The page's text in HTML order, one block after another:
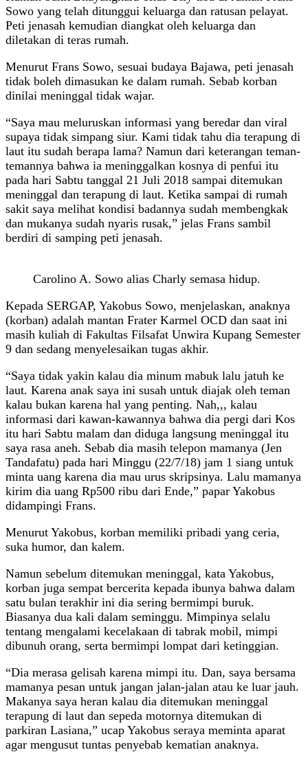
Sowo yang telah ditunggui keluarga dan ratusan pelayat.
Peti jenasah kemudian diangkat oleh keluarga dan
diletakan di teras rumah.
Menurut Frans Sowo, sesuai budaya Bajawa, peti jenasah
tidak boleh dimasukan ke dalam rumah. Sebab korban
dinilai meninggal tidak wajar.
“Saya mau meluruskan informasi yang beredar dan viral
supaya tidak simpang siur. Kami tidak tahu dia terapung di
laut itu sudah berapa lama? Namun dari keterangan teman-
temannya bahwa ia meninggalkan kosnya di penfui itu
pada hari Sabtu tanggal 21 Juli 2018 sampai ditemukan
meninggal dan terapung di laut. Ketika sampai di rumah
sakit saya melihat kondisi badannya sudah membengkak
dan mukanya sudah nyaris rusak,” jelas Frans sambil
berdiri di samping peti jenasah.
Carolino A. Sowo alias Charly semasa hidup.
Kepada SERGAP, Yakobus Sowo, menjelaskan, anaknya
(korban) adalah mantan Frater Karmel OCD dan saat ini
masih kuliah di Fakultas Filsafat Unwira Kupang Semester
9 dan sedang menyelesaikan tugas akhir.
“Saya tidak yakin kalau dia minum mabuk lalu jatuh ke
laut. Karena anak saya ini susah untuk diajak oleh teman
kalau bukan karena hal yang penting. Nah,,, kalau
informasi dari kawan-kawannya bahwa dia pergi dari Kos
itu hari Sabtu malam dan diduga langsung meninggal itu
saya rasa aneh. Sebab dia masih telepon mamanya (Jen
Tandafatu) pada hari Minggu (22/7/18) jam 1 siang untuk
minta uang karena dia mau urus skripsinya. Lalu mamanya
kirim dia uang Rp500 ribu dari Ende,” papar Yakobus
didampingi Frans.
Menurut Yakobus, korban memiliki pribadi yang ceria,
suka humor, dan kalem.
Namun sebelum ditemukan meninggal, kata Yakobus,
korban juga sempat bercerita kepada ibunya bahwa dalam
satu bulan terakhir ini dia sering bermimpi buruk.
Biasanya dua kali dalam seminggu. Mimpinya selalu
tentang mengalami kecelakaan di tabrak mobil, mimpi
dibunuh orang, serta bermimpi lompat dari ketinggian.
“Dia merasa gelisah karena mimpi itu. Dan, saya bersama
mamanya pesan untuk jangan jalan-jalan atau ke luar jauh.
Makanya saya heran kalau dia ditemukan meninggal
terapung di laut dan sepeda motornya ditemukan di
parkiran Lasiana,” ucap Yakobus seraya meminta aparat
agar mengusut tuntas penyebab kematian anaknya.